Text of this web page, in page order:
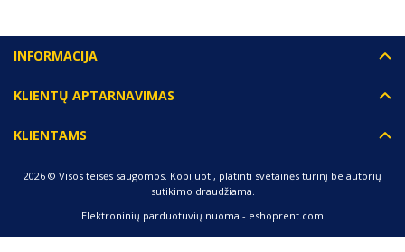
INFORMACIJA
KLIENTŲ APTARNAVIMAS
KLIENTAMS
2026 © Visos teisės saugomos. Kopijuoti, platinti svetainės turinį be autorių
sutikimo draudžiama.
Elektroninių parduotuvių nuoma - eshoprent.com